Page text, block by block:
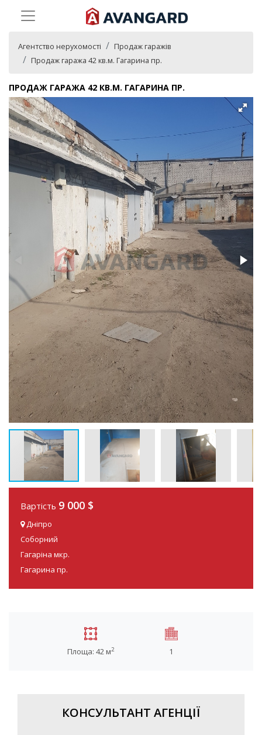
Агентство нерухомості
Продаж гаражів
Продаж гаража 42 кв.м. Гагарина пр.
ПРОДАЖ ГАРАЖА 42 КВ.М. ГАГАРИНА ПР.
Вартість 9 000 $
Дніпро
Соборний
Гагаріна мкр.
Гагарина пр.
Площа: 42 м2 1
КОНСУЛЬТАНТ АГЕНЦІЇ